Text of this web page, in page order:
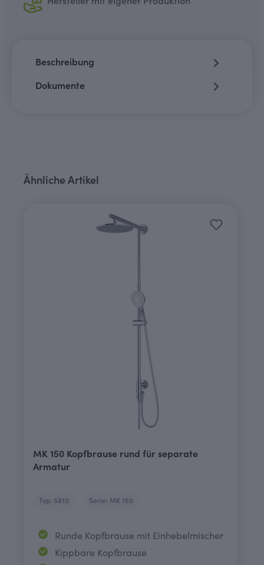
Beschreibung
Dokumente
Produktgalerie überspringen
Ähnliche Artikel
MK 150 Kopfbrause rund für separate
Armatur
Typ: 5810 Serie: MK 150
Runde Kopfbrause mit Einhebelmischer
Kippbare Kopfbrause